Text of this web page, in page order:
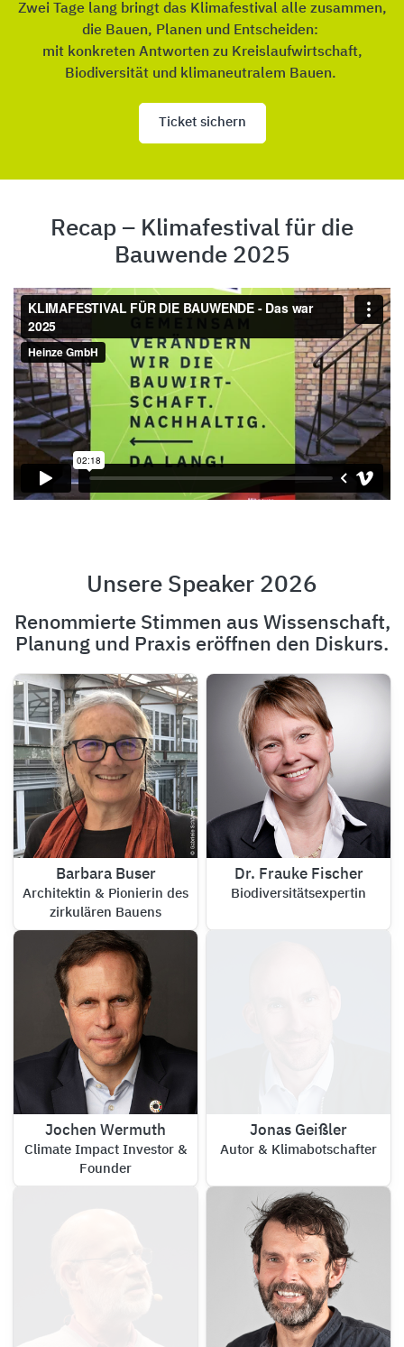
Zwei Tage lang bringt das Klimafestival alle zusammen,
die Bauen, Planen und Entscheiden:
mit konkreten Antworten zu Kreislaufwirtschaft,
Biodiversität und klimaneutralem Bauen.
Ticket sichern
Recap – Klimafestival für die
Bauwende 2025
Unsere Speaker 2026
Renommierte Stimmen aus Wissenschaft,
Planung und Praxis eröffnen den Diskurs.
Barbara Buser
Architektin & Pionierin des
zirkulären Bauens
Dr. Frauke Fischer
Biodiversitätsexpertin
Jochen Wermuth
Climate Impact Investor &
Founder
Jonas Geißler
Autor & Klimabotschafter